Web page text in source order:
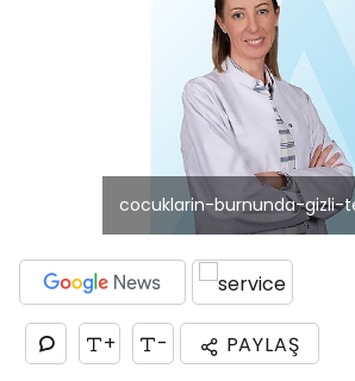
cocuklarin-burnunda-gizli-
+ - PAYLAŞ